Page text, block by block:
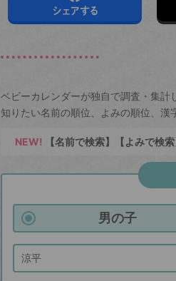
シェアする
ベビーカレンダーが独自で調査・集計
知りたい名前の順位、よみの順位、漢
NEW! 【名前で検索】【よみで検
男の子